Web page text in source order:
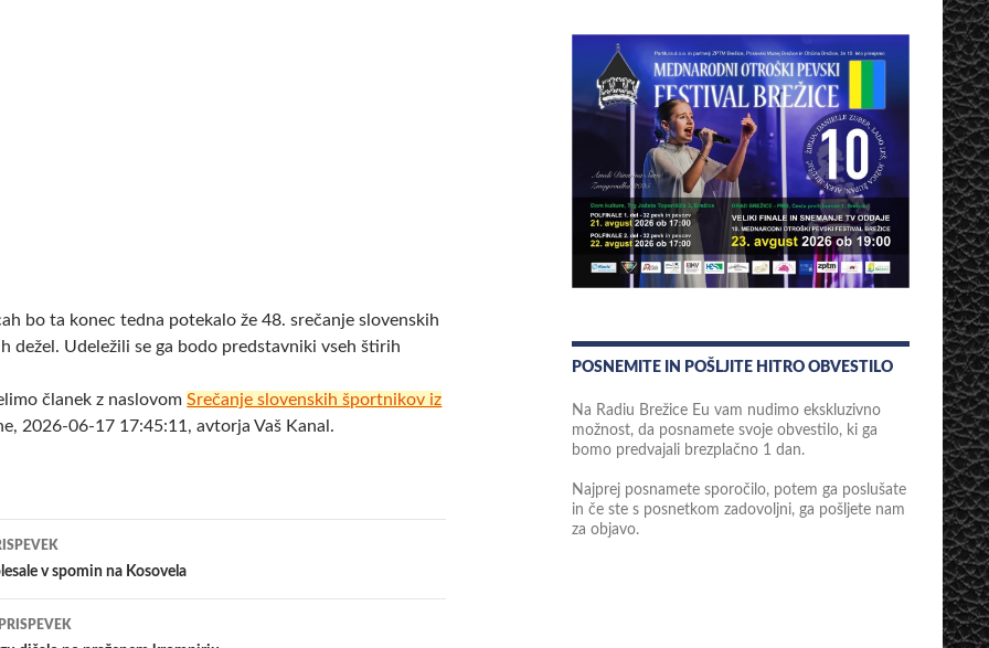
bo ta konec tedna potekalo že 48. srečanje slovenskih
dežel. Udeležili se ga bodo predstavniki vseh štirih
članek z naslovomSrečanje slovenskih športnikov iz
2026-06-17 17:45:11, avtorja Vaš Kanal.
v spomin na Kosovela
POSNEMITE IN POŠLJITE HITRO OBVESTILO
Na Radiu Brežice Eu vam nudimo ekskluzivno
možnost, da posnamete svoje obvestilo, ki ga
bomo predvajali brezplačno 1 dan.
Najprej posnamete sporočilo, potem ga poslušate
in če ste s posnetkom zadovoljni, ga pošljete nam
za objavo.